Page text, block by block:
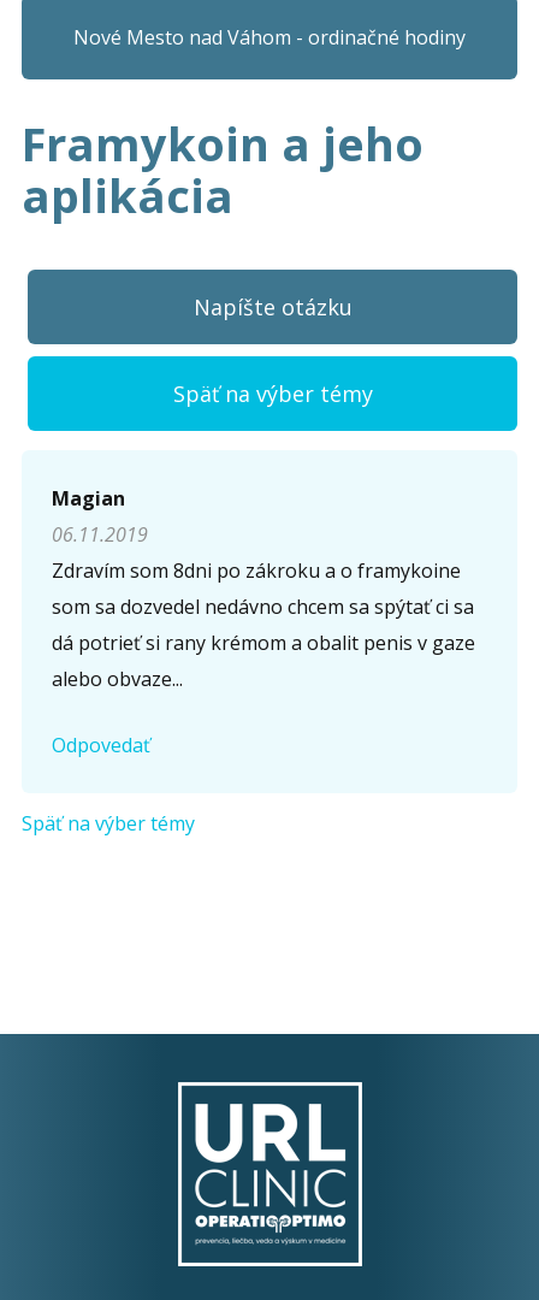
Nové Mesto nad Váhom - ordinačné hodiny
Framykoin a jeho
aplikácia
Napíšte otázku
Späť na výber témy
Napíšte otázku
Meno (* )
Komentár (* )
Magian
06.11.2019
Zdravím som 8dni po zákroku a o framykoine
som sa dozvedel nedávno chcem sa spýtať ci sa
dá potrieť si rany krémom a obalit penis v gaze
alebo obvaze...
Odpovedať
Späť na výber témy